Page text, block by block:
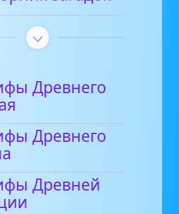
Древнего
Древнего
Древней